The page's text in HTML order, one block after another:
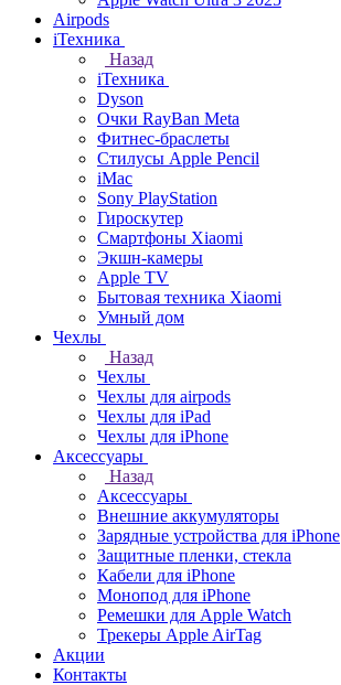
Airpods
iТехника
Назад
iТехника
Dyson
Очки RayBan Meta
Фитнес-браслеты
Стилусы Apple Pencil
iMac
Sony PlayStation
Гироскутер
Смартфоны Xiaomi
Экшн-камеры
Apple TV
Бытовая техника Xiaomi
Умный дом
Чехлы
Назад
Чехлы
Чехлы для airpods
Чехлы для iPad
Чехлы для iPhone
Аксессуары
Назад
Аксессуары
Внешние аккумуляторы
Зарядные устройства для iPhone
Защитные пленки, стекла
Кабели для iPhone
Монопод для iPhone
Ремешки для Apple Watch
Трекеры Apple AirTag
Акции
Контакты